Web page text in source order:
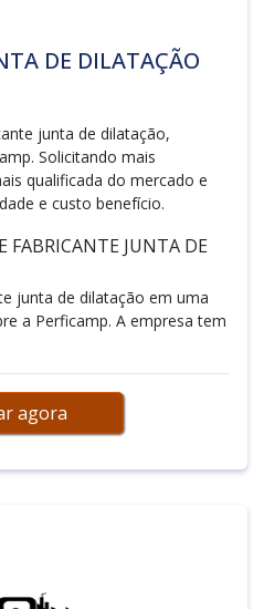
DE DILATAÇÃO
junta de dilatação,
Solicitando mais
qualificada do mercado e
e custo benefício.
FABRICANTE JUNTA DE
junta de dilatação em uma
a Perficamp. A empresa tem
agora